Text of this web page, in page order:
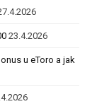
23.4.2026
u eToro a jak